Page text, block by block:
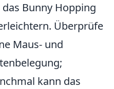
Bunny Hopping
Überprüfe
Maus- und
kann das